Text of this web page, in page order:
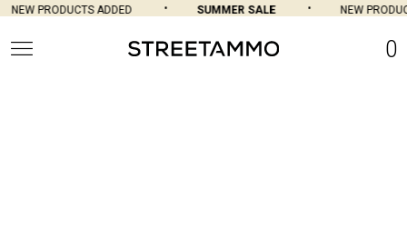
NEW PRODUCTS ADDED SUMMER SALE NEW
0